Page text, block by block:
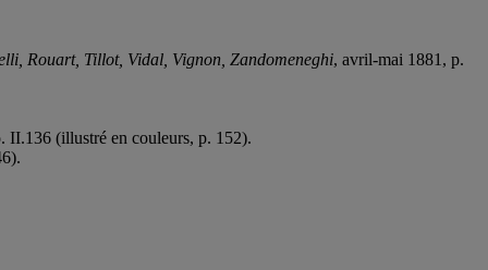
Rouart, Tillot, Vidal, Vignon, Zandomeneghi, avril-mai 1881, p.
II.136 (illustré en couleurs, p. 152).